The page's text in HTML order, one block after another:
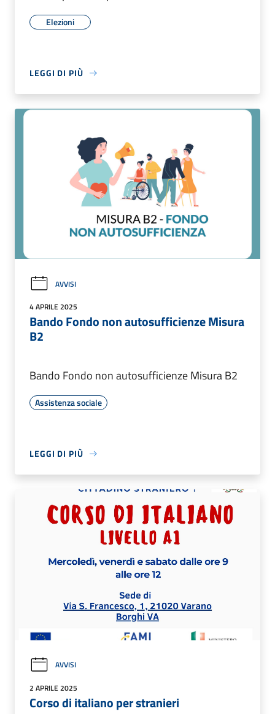
Elezioni
LEGGI DI PIÙ
AVVISI
4 APRILE 2025
Bando Fondo non autosufficienze Misura
B2
Bando Fondo non autosufficienze Misura B2
Assistenza sociale
LEGGI DI PIÙ
AVVISI
2 APRILE 2025
Corso di italiano per stranieri